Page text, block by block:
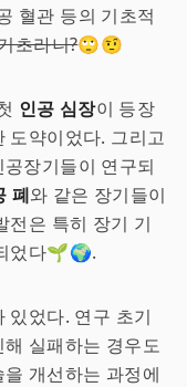
혈관 등의 기초적
초라니?🙄🤨
인공 심장이 등장
도약이었다. 그리고
장기들이 연구되
폐와 같은 장기들이
전은 특히 장기 기
었다🌱🌍.
있었다. 연구 초기
실패하는 경우도
개선하는 과정에